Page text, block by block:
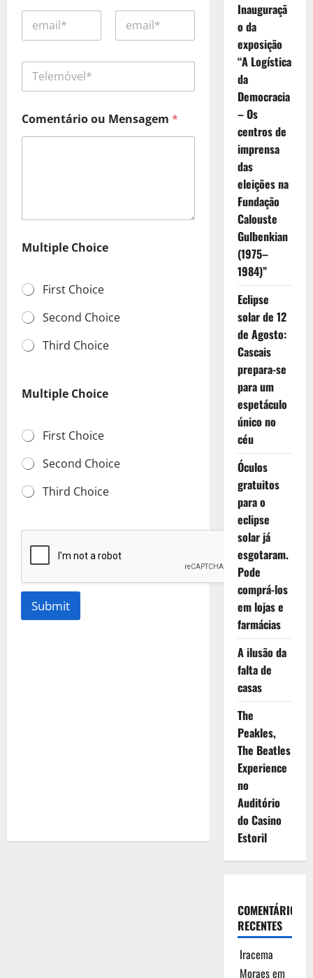
E
a
T
l
m
ó
Comentário ou Mensagem *
u
i
l
M
u
i
e
u
t
l
Multiple Choice
First Choice
Second Choice
Third Choice
Multiple Choice
First Choice
Second Choice
Third Choice
Submit
Inauguraçã
o da
exposição
“A Logística
da
Democracia
– Os
centros de
imprensa
das
eleições na
Fundação
Calouste
Gulbenkian
(1975–
1984)”
Eclipse
solar de 12
de Agosto:
Cascais
prepara-se
para um
espetáculo
único no
céu
Óculos
gratuitos
para o
eclipse
solar já
esgotaram.
Pode
comprá-los
em lojas e
farmácias
A ilusão da
falta de
casas
The
Peakles,
The Beatles
Experience
no
Auditório
do Casino
Estoril
COMENTÁRIOS
RECENTES
Iracema
Moraesem